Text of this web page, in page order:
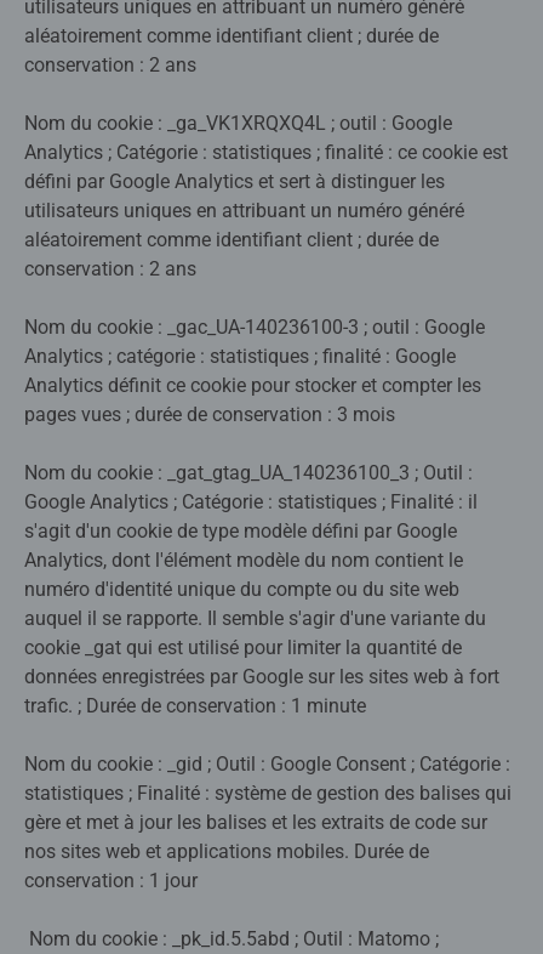
utilisateurs uniques en attribuant un numéro généré
aléatoirement comme identifiant client ; durée de
conservation : 2 ans
Nom du cookie : _ga_VK1XRQXQ4L ; outil : Google
Analytics ; Catégorie : statistiques ; finalité : ce cookie est
défini par Google Analytics et sert à distinguer les
utilisateurs uniques en attribuant un numéro généré
aléatoirement comme identifiant client ; durée de
conservation : 2 ans
Nom du cookie : _gac_UA-140236100-3 ; outil : Google
Analytics ; catégorie : statistiques ; finalité : Google
Analytics définit ce cookie pour stocker et compter les
pages vues ; durée de conservation : 3 mois
Nom du cookie : _gat_gtag_UA_140236100_3 ; Outil :
Google Analytics ; Catégorie : statistiques ; Finalité : il
s'agit d'un cookie de type modèle défini par Google
Analytics, dont l'élément modèle du nom contient le
numéro d'identité unique du compte ou du site web
auquel il se rapporte. Il semble s'agir d'une variante du
cookie _gat qui est utilisé pour limiter la quantité de
données enregistrées par Google sur les sites web à fort
trafic. ; Durée de conservation : 1 minute
Nom du cookie : _gid ; Outil : Google Consent ; Catégorie :
statistiques ; Finalité : système de gestion des balises qui
gère et met à jour les balises et les extraits de code sur
nos sites web et applications mobiles. Durée de
conservation : 1 jour
Nom du cookie : _pk_id.5.5abd ; Outil : Matomo ;